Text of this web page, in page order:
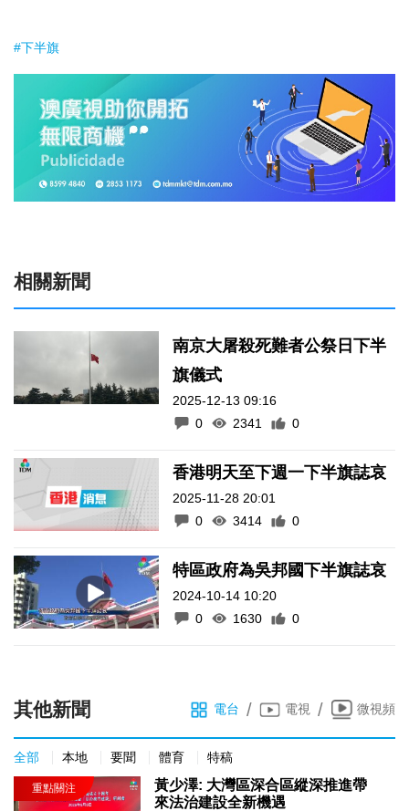
#下半旗
相關新聞
南京大屠殺死難者公祭日下半
旗儀式
2025-12-13 09:16
0
2341 0
香港明天至下週一下半旗誌哀
2025-11-28 20:01
0
3414 0
特區政府為吳邦國下半旗誌哀
2024-10-14 10:20
0
1630 0
其他新聞 電台 / 電視 / 微視頻
全部 本地 要聞 體育 特稿
黃少澤: 大灣區深合區縱深推進帶
來法治建設全新機遇